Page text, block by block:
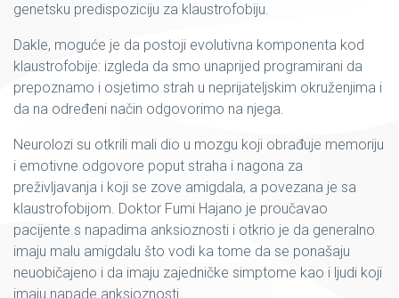
genetsku predispoziciju za klaustrofobiju.
Dakle, moguće je da postoji evolutivna komponenta kod
klaustrofobije: izgleda da smo unaprijed programirani da
prepoznamo i osjetimo strah u neprijateljskim okruženjima i
da na određeni način odgovorimo na njega.
Neurolozi su otkrili mali dio u mozgu koji obrađuje memoriju
i emotivne odgovore poput straha i nagona za
preživljavanja i koji se zove amigdala, a povezana je sa
klaustrofobijom. Doktor Fumi Hajano je proučavao
pacijente s napadima anksioznosti i otkrio je da generalno
imaju malu amigdalu što vodi ka tome da se ponašaju
neuobičajeno i da imaju zajedničke simptome kao i ljudi koji
imaju napade anksioznosti.